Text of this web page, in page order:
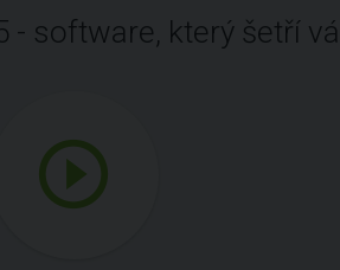
- software, který šetří